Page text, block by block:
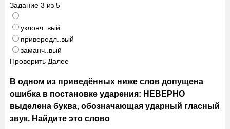
Задание 3 из 5
уклонч..вый
привередл..вый
заманч..вый
Проверить Далее
В одном из приведённых ниже слов допущена
ошибка в постановке ударения: НЕВЕРНО
выделена буква, обозначающая ударный гласный
звук. Найдите это слово